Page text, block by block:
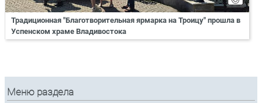
Традиционная "Благотворительная ярмарка на Троицу" прошла в
Успенском храме Владивостока
Меню раздела